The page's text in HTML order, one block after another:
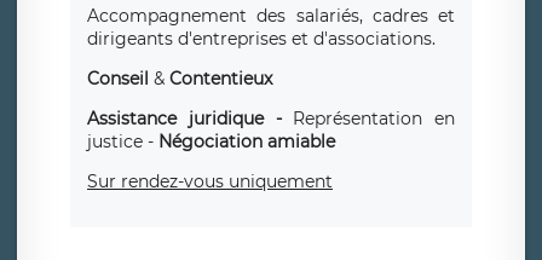
Accompagnement des salariés, cadres et
dirigeants d'entreprises et d'associations.
Conseil & Contentieux
Assistance juridique - Représentation en
justice - Négociation amiable
Sur rendez-vous uniquement